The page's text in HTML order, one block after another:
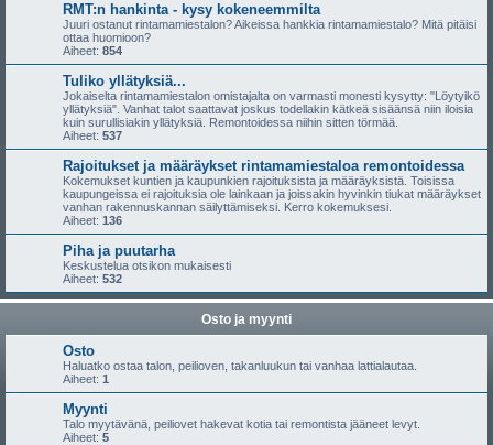
RMT:n hankinta - kysy kokeneemmilta
Juuri ostanut rintamamiestalon? Aikeissa hankkia rintamamiestalo? Mitä pitäisi
ottaa huomioon?
Aiheet: 854
Tuliko yllätyksiä...
Jokaiselta rintamamiestalon omistajalta on varmasti monesti kysytty: "Löytyikö
yllätyksiä". Vanhat talot saattavat joskus todellakin kätkeä sisäänsä niin iloisia
kuin surullisiakin yllätyksiä. Remontoidessa niihin sitten törmää.
Aiheet: 537
Rajoitukset ja määräykset rintamamiestaloa remontoidessa
Kokemukset kuntien ja kaupunkien rajoituksista ja määräyksistä. Toisissa
kaupungeissa ei rajoituksia ole lainkaan ja joissakin hyvinkin tiukat määräykset
vanhan rakennuskannan säilyttämiseksi. Kerro kokemuksesi.
Aiheet: 136
Piha ja puutarha
Keskustelua otsikon mukaisesti
Aiheet: 532
Osto ja myynti
Osto
Haluatko ostaa talon, peilioven, takanluukun tai vanhaa lattialautaa.
Aiheet: 1
Myynti
Talo myytävänä, peiliovet hakevat kotia tai remontista jääneet levyt.
Aiheet: 5